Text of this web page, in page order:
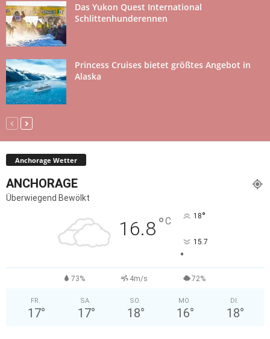
Das Yukon Quest International
Schlittenhunderennen
Princess Cruises bietet größtes Angebot in
Alaska
Anchorage Wetter
ANCHORAGE
Überwiegend Bewölkt
16.8°C 18°
15.7
°
73% 4m/s 72%
FR.
17°
SA.
17°
SO.
18°
MO.
16°
DI.
18°